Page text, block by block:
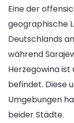
Eine der
geographische
Deutschlands
während
Herzegowina ist
befindet. Diese
Umgebungen
beider Städte.